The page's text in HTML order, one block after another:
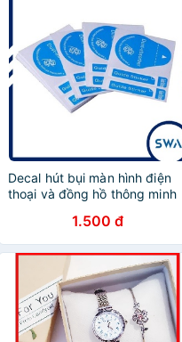
Decal hút bụi màn hình điện
thoại và đồng hồ thông minh
1.500 đ